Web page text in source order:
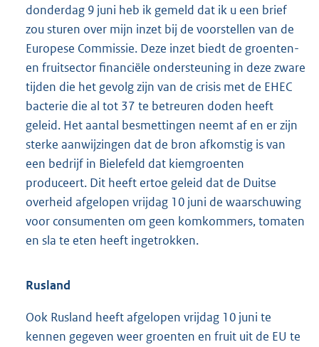
donderdag 9 juni heb ik gemeld dat ik u een brief
zou sturen over mijn inzet bij de voorstellen van de
Europese Commissie. Deze inzet biedt de groenten-
en fruitsector financiële ondersteuning in deze zware
tijden die het gevolg zijn van de crisis met de EHEC
bacterie die al tot 37 te betreuren doden heeft
geleid. Het aantal besmettingen neemt af en er zijn
sterke aanwijzingen dat de bron afkomstig is van
een bedrijf in Bielefeld dat kiemgroenten
produceert. Dit heeft ertoe geleid dat de Duitse
overheid afgelopen vrijdag 10 juni de waarschuwing
voor consumenten om geen komkommers, tomaten
en sla te eten heeft ingetrokken.
Rusland
Ook Rusland heeft afgelopen vrijdag 10 juni te
kennen gegeven weer groenten en fruit uit de EU te